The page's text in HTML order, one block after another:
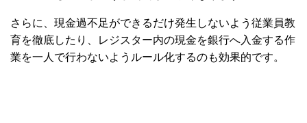
さらに、現金過不足ができるだけ発生しないよう従業員教
育を徹底したり、レジスター内の現金を銀行へ入金する作
業を一人で行わないようルール化するのも効果的です。